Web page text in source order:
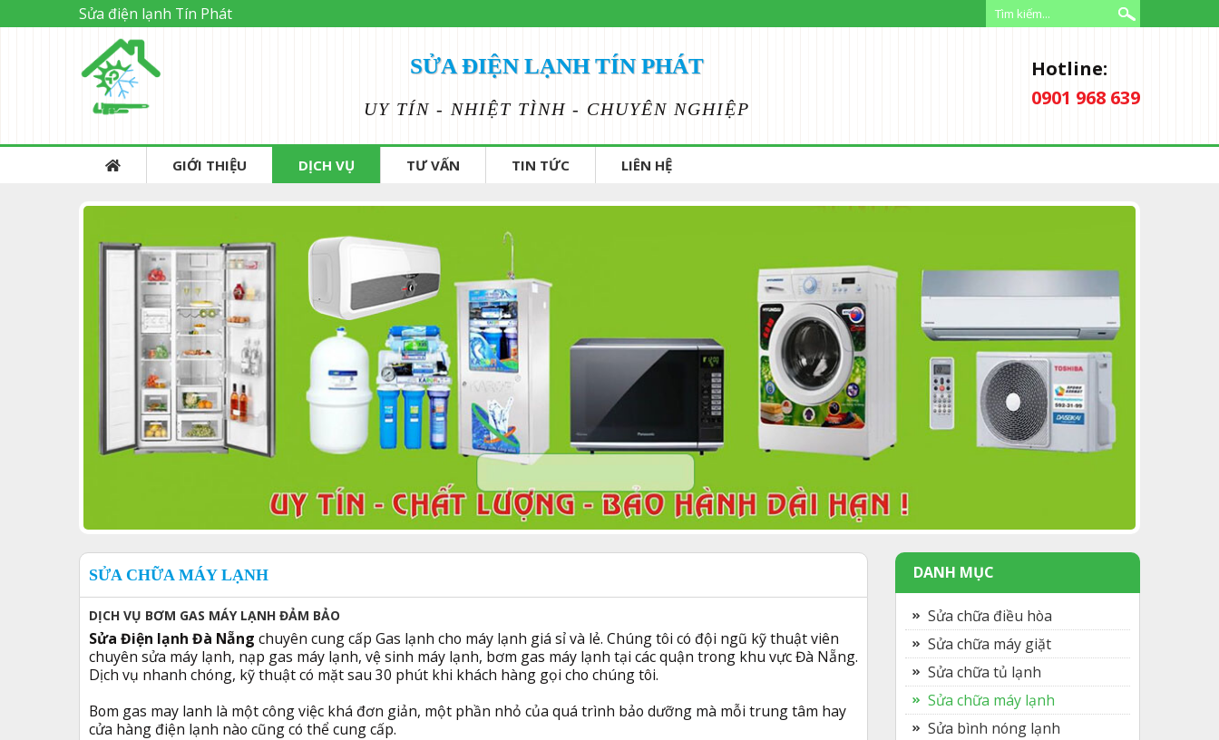
Sửa điện lạnh Tín Phát
SỬA ĐIỆN LẠNH TÍN PHÁT
UY TÍN - NHIỆT TÌNH - CHUYÊN NGHIỆP
Hotline:
0901 968 639
GIỚI THIỆU DỊCH VỤ TƯ VẤN TIN TỨC LIÊN HỆ
SỬA CHỮA MÁY LẠNH
DỊCH VỤ BƠM GAS MÁY LẠNH ĐẢM BẢO
Sửa Điện lạnh Đà Nẵng chuyên cung cấp Gas lạnh cho máy lạnh giá sỉ và lẻ. Chúng tôi có đội ngũ kỹ thuật viên
chuyên sửa máy lạnh, nạp gas máy lạnh, vệ sinh máy lạnh, bơm gas máy lạnh tại các quận trong khu vực Đà Nẵng.
Dịch vụ nhanh chóng, kỹ thuật có mặt sau 30 phút khi khách hàng gọi cho chúng tôi.
Bom gas may lanh là một công việc khá đơn giản, một phần nhỏ của quá trình bảo dưỡng mà mỗi trung tâm hay
cửa hàng điện lạnh nào cũng có thể cung cấp.
DANH MỤC
Sửa chữa điều hòa
Sửa chữa máy giặt
Sửa chữa tủ lạnh
Sửa chữa máy lạnh
Sửa bình nóng lạnh